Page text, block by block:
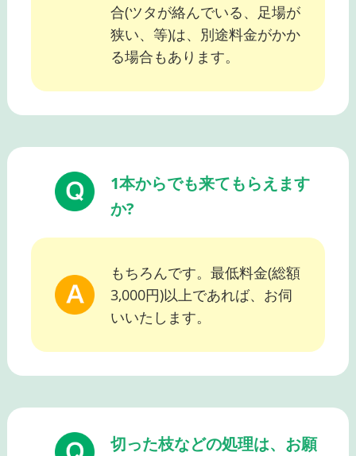
合(ツタが絡んでいる、足場が
狭い、等)は、別途料金がかか
る場合もあります。
1本からでも来てもらえます
か?
もちろんです。最低料金(総額
3,000円)以上であれば、お伺
いいたします。
切った枝などの処理は、お願